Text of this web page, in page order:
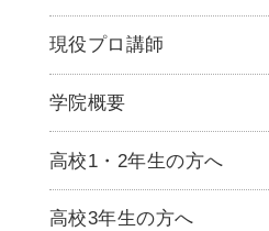
現役プロ講師
学院概要
高校1・2年生の方へ
高校3年生の方へ